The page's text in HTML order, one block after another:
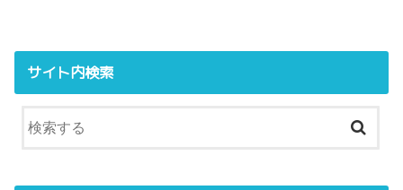
サイト内検索